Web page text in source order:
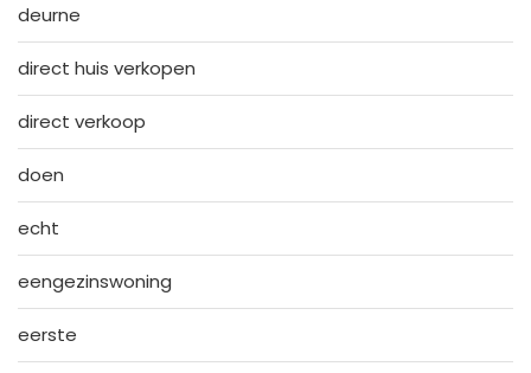
deurne
direct huis verkopen
direct verkoop
doen
echt
eengezinswoning
eerste